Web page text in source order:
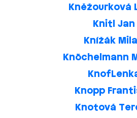
Kněžourková
Knitl Jan
Knížák
Knöchelmann
Knopp
Knotová